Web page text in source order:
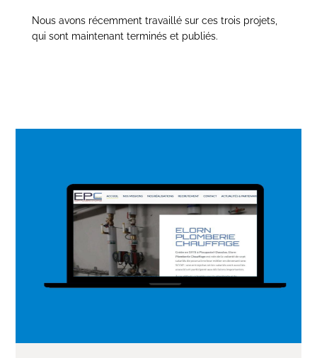
Nous avons récemment travaillé sur ces trois projets,
qui sont maintenant terminés et publiés.